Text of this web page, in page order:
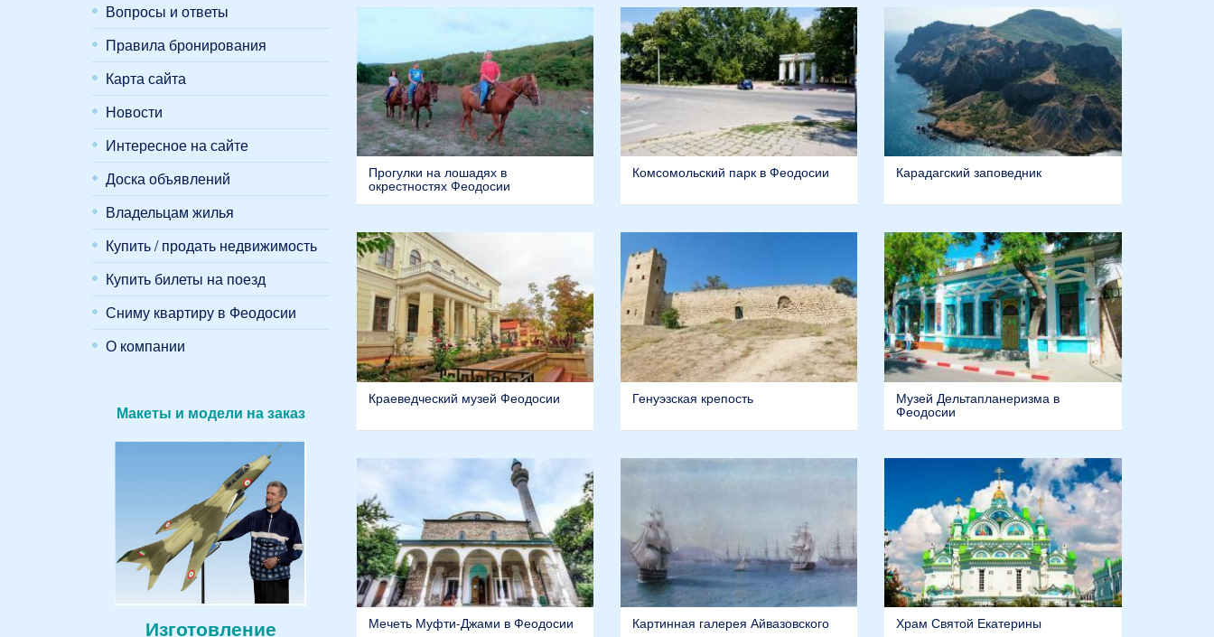
Вопросы и ответы
Правила бронирования
Карта сайта
Новости
Интересное на сайте
Доска объявлений
Владельцам жилья
Купить / продать недвижимость
Купить билеты на поезд
Сниму квартиру в Феодосии
О компании
Макеты и модели на заказ
Изготовление
Прогулки на лошадях в
окрестностях Феодосии
Комсомольский парк в Феодосии Карадагский заповедник
Краеведческий музей Феодосии Генуэзская крепость Музей Дельтапланеризма в
Феодосии
Мечеть Муфти-Джами в Феодосии Картинная галерея Айвазовского Храм Святой Екатерины